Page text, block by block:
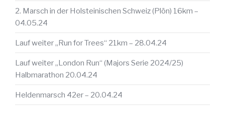
2. Marsch in der Holsteinischen Schweiz (Plön) 16km –
04.05.24
Lauf weiter „Run for Trees“ 21km – 28.04.24
Lauf weiter „London Run“ (Majors Serie 2024/25)
Halbmarathon 20.04.24
Heldenmarsch 42er – 20.04.24